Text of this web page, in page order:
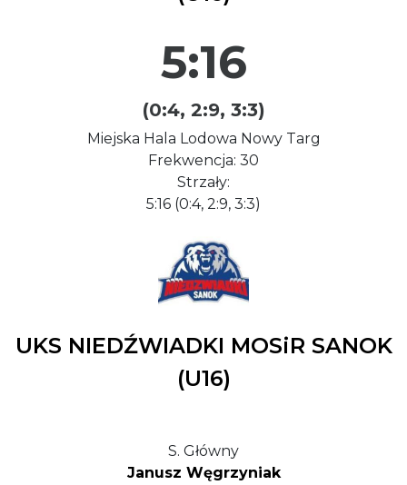
5:16
(0:4, 2:9, 3:3)
Miejska Hala Lodowa Nowy Targ
Frekwencja: 30
Strzały:
5:16 (0:4, 2:9, 3:3)
UKS NIEDŹWIADKI MOSiR SANOK
(U16)
S. Główny
Janusz Węgrzyniak